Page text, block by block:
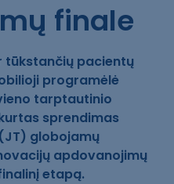
finale
tūkstančių pacientų
programėlė
tarptautinio
sprendimas
globojamų
apdovanojimų
etapą.